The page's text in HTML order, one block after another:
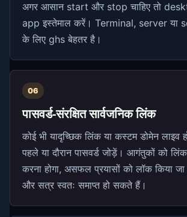
अगर आसान start और stop चाहिए तो
app इस्तेमाल करें। Terminal, server या
के लिए ghs बेहतर है।
06
पासवर्ड-संरक्षित सार्वजनिक लिंक
कोई भी यादृच्छिक लिंक या कस्टम डोमेन लाइव
पहले या दौरान पासवर्ड जोड़ें। आगंतुकों को
करना होगा, असफल प्रयासों को लॉक किया
और सत्र स्वतः समाप्त हो सकते हैं।